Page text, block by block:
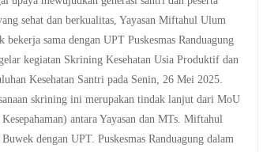
sehat dan berkualitas, Yayasan Miftahul Ulum
bekerja sama dengan UPT Puskesmas Randuagung
kegiatan Skrining Kesehatan Usia Produktif dan
Kesehatan Santri pada Senin, 26 Mei 2025.
skrining ini merupakan tindak lanjut dari MoU
antara Yayasan dan MTs. Miftahul
dengan UPT. Puskesmas Randuagung dalam